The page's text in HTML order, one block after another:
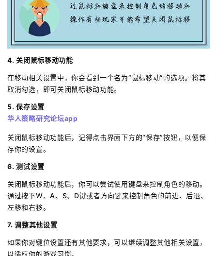
4. 关闭鼠标移动功能
在移动相关设置中，你会看到一个名为“鼠标移动”的选项。将其
取消勾选，即可关闭鼠标移动功能。
5. 保存设置
华人策略研究论坛app
关闭鼠标移动功能后，记得点击界面下方的“保存”按钮，以便保
存你的设置。
6. 测试设置
关闭鼠标移动功能后，你可以尝试使用键盘来控制角色的移动。
通过按下W、A、S、D键或者方向键来控制角色的前进、后退、
左移和右移。
7. 调整其他设置
如果你对键位设置还有其他要求，可以继续调整其他相关设置，
以适应你的游戏习惯。